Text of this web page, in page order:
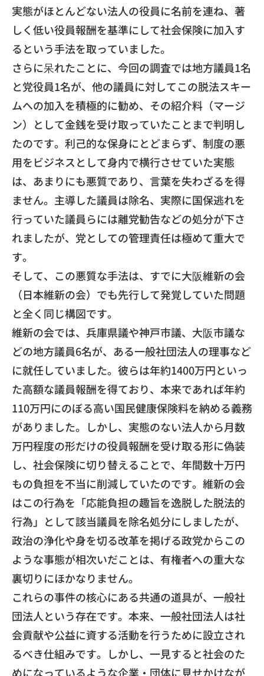
実態がほとんどない法人の役員に名前を連ね、 著
しく低い役員報酬を基準にして社会保険に加入す
るという手法を取っていました。
​さらに呆れたことに、 今回の調査では地方議員1名
と党役員1名が、 他の議員に対してこの脱法スキー
ムへの加入を積極的に勧め、 その紹介料（マージ
ン） として金銭を受け取っていたことまで判明し
たのです。 利己的な保身にとどまらず、 制度の悪
用をビジネスとして身内で横行させていた実態
は、 あまりにも悪質であり、言葉を失わざるを得
ません。 主導した議員は除名、 実際に国保逃れを
行っていた議員らには離党勧告などの処分が下さ
れましたが、党としての管理責任は極めて重大で
す。
​そして、この悪質な手法は、すでに大阪維新の会
（日本維新の会） でも先行して発覚していた問題
と全く同じ構図です。
​維新の会では、兵庫県議や神戸市議、 大阪市議な
どの地方議員6名が、 ある一般社団法人の理事など
に就任していました。 彼らは年約1400万円といっ
た高額な議員報酬を得ており、 本来であれば年約
110万円にのぼる高い国民健康保険料を納める義務
がありました。しかし、 実態のない法人から月数
万円程度の形だけの役員報酬を受け取る形に偽装
し、社会保険に切り替えることで、 年間数十万円
もの負担を不当に削減していたのです。 維新の会
はこの行為を「応能負担の趣旨を逸脱した脱法的
行為」 として該当議員を除名処分にしましたが、
政治の浄化や身を切る改革を掲げる政党からこの
ような事態が相次いだことは、有権者への重大な
裏切りにほかなりません。
​これらの事件の核心にある共通の道具が、 一般社
団法人という存在です。本来、 一般社団法人は社
会貢献や公益に資する活動を行うために設立され
るべき仕組みです。しかし、 一見すると社会のた
めになっているような企業・ 団体に見せかけなが